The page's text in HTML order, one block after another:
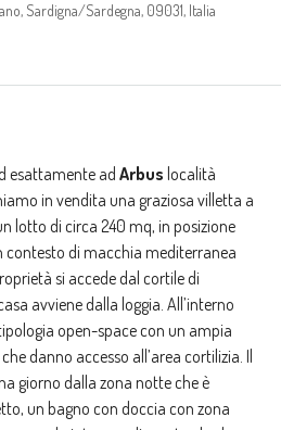
Sardigna/Sardegna, 09031, Italia
esattamente ad Arbus località
in vendita una graziosa villetta a
lotto di circa 240 mq, in posizione
di macchia mediterranea
si accede dal cortile di
avviene dalla loggia. All’interno
open-space con un ampia
danno accesso all’area cortilizia. Il
giorno dalla zona notte che è
un bagno con doccia con zona